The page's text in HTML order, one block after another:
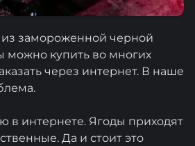
из замороженной черной
можно купить во многих
через интернет. В наше
в интернете. Ягоды приходят
Да и стоит это